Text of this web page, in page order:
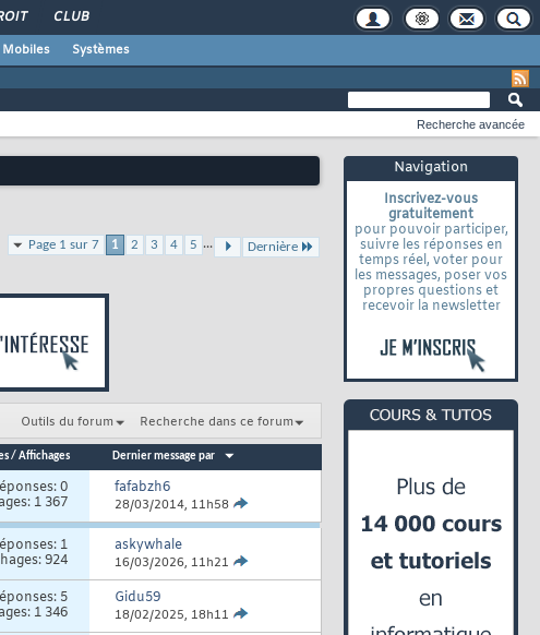
CLUB
Mobiles
Systèmes
Recherche avancée
Navigation
Inscrivez-vous
gratuitement
pour pouvoir participer,
suivre les réponses en
temps réel, voter pour
les messages, poser vos
propres questions et
recevoir la newsletter
Page 1 sur 7 1 2 3 4 5 ... Dernière
Outils du forum Recherche dans ce forum
/ Affichages Dernier message par
0
1 367
fafabzh6
28/03/2014, 11h58
1
924
askywhale
16/03/2026, 11h21
5
1 346
Gidu59
18/02/2025, 18h11